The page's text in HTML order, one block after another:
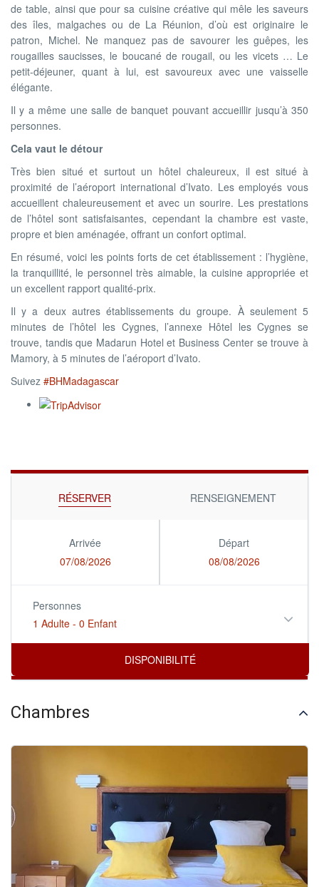
de table, ainsi que pour sa cuisine créative qui mêle les saveurs
des îles, malgaches ou de La Réunion, d’où est originaire le
patron, Michel. Ne manquez pas de savourer les guêpes, les
rougailles saucisses, le boucané de rougail, ou les vicets … Le
petit-déjeuner, quant à lui, est savoureux avec une vaisselle
élégante.
Il y a même une salle de banquet pouvant accueillir jusqu’à 350
personnes.
Cela vaut le détour
Très bien situé et surtout un hôtel chaleureux, il est situé à
proximité de l’aéroport international d’Ivato. Les employés vous
accueillent chaleureusement et avec un sourire. Les prestations
de l’hôtel sont satisfaisantes, cependant la chambre est vaste,
propre et bien aménagée, offrant un confort optimal.
En résumé, voici les points forts de cet établissement : l’hygiène,
la tranquillité, le personnel très aimable, la cuisine appropriée et
un excellent rapport qualité-prix.
Il y a deux autres établissements du groupe. À seulement 5
minutes de l’hôtel les Cygnes, l’annexe Hôtel les Cygnes se
trouve, tandis que Madarun Hotel et Business Center se trouve à
Mamory, à 5 minutes de l’aéroport d’Ivato.
Suivez #BHMadagascar
RÉSERVER RENSEIGNEMENT
Arrivée
07/08/2026
Départ
08/08/2026
Personnes
1 Adulte - 0 Enfant
Chambres